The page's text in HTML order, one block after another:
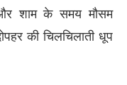
शाम के समय मौसम
की चिलचिलाती धूप